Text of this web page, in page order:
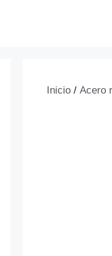
Inicio / Acero